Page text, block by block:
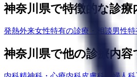
神奈川県で特徴的な診療
発熱外来女性特有の診療・相談男性特
神奈川県で他の診療内容